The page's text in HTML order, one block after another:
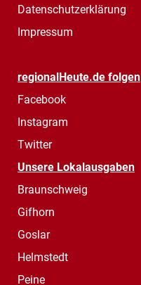
Datenschutzerklärung
Impressum
regionalHeute.de folgen
Facebook
Instagram
Twitter
Unsere Lokalausgaben
Braunschweig
Gifhorn
Goslar
Helmstedt
Peine